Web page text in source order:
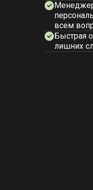
всем
Быстрая
лишних